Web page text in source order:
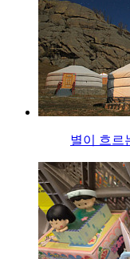
별이 흐르